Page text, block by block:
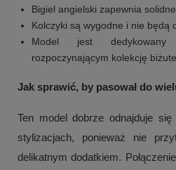
Bigiel angielski zapewnia
Kolczyki są wygodne i nie będą
Model jest dedykowany
rozpoczynającym kolekcję
Jak sprawić, by pasował do
Ten model dobrze odnajduje
stylizacjach, ponieważ nie
delikatnym dodatkiem.